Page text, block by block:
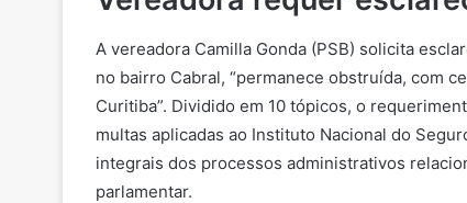
A vereadora Camilla Gonda (PSB) solicita
no bairro Cabral, “permanece obstruída, com
Curitiba”. Dividido em 10 tópicos, o
multas aplicadas ao Instituto Nacional do
integrais dos processos administrativos
parlamentar.